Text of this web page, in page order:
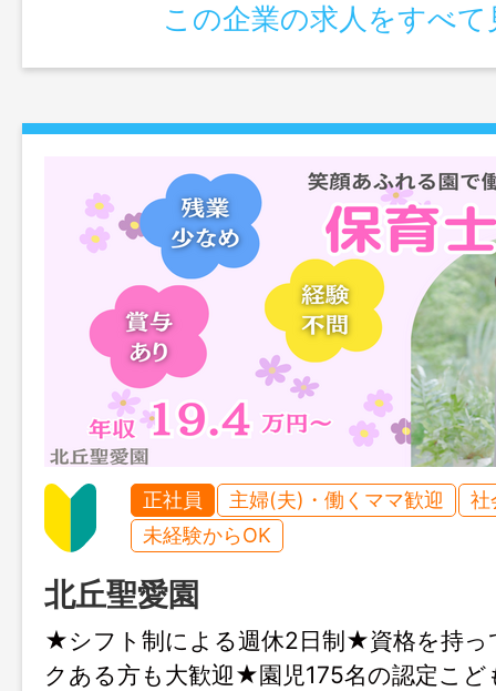
この企業の求人をすべて
正社員 主婦(夫)・働くママ歓迎
社
未経験からOK
北丘聖愛園
★シフト制による週休2日制★資格を持っ
クある方も大歓迎★園児175名の認定こど